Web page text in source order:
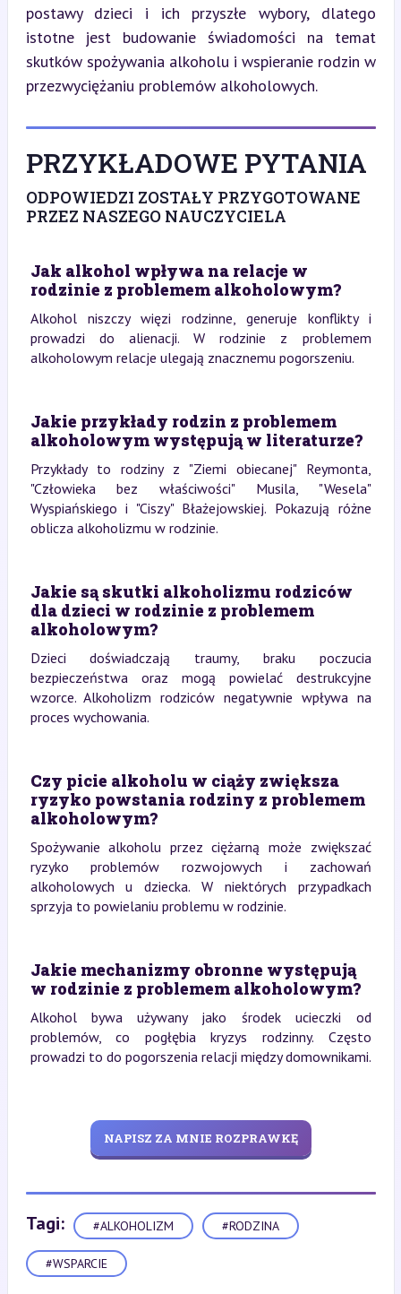
postawy dzieci i ich przyszłe wybory, dlatego
istotne jest budowanie świadomości na temat
skutków spożywania alkoholu i wspieranie rodzin w
przezwyciężaniu problemów alkoholowych.
PRZYKŁADOWE PYTANIA
ODPOWIEDZI ZOSTAŁY PRZYGOTOWANE
PRZEZ NASZEGO NAUCZYCIELA
Jak alkohol wpływa na relacje w
rodzinie z problemem alkoholowym?
Alkohol niszczy więzi rodzinne, generuje konflikty i
prowadzi do alienacji. W rodzinie z problemem
alkoholowym relacje ulegają znacznemu pogorszeniu.
Jakie przykłady rodzin z problemem
alkoholowym występują w literaturze?
Przykłady to rodziny z "Ziemi obiecanej" Reymonta,
"Człowieka bez właściwości" Musila, "Wesela"
Wyspiańskiego i "Ciszy" Błażejowskiej. Pokazują różne
oblicza alkoholizmu w rodzinie.
Jakie są skutki alkoholizmu rodziców
dla dzieci w rodzinie z problemem
alkoholowym?
Dzieci doświadczają traumy, braku poczucia
bezpieczeństwa oraz mogą powielać destrukcyjne
wzorce. Alkoholizm rodziców negatywnie wpływa na
proces wychowania.
Czy picie alkoholu w ciąży zwiększa
ryzyko powstania rodziny z problemem
alkoholowym?
Spożywanie alkoholu przez ciężarną może zwiększać
ryzyko problemów rozwojowych i zachowań
alkoholowych u dziecka. W niektórych przypadkach
sprzyja to powielaniu problemu w rodzinie.
Jakie mechanizmy obronne występują
w rodzinie z problemem alkoholowym?
Alkohol bywa używany jako środek ucieczki od
problemów, co pogłębia kryzys rodzinny. Często
prowadzi to do pogorszenia relacji między domownikami.
NAPISZ ZA MNIE ROZPRAWKĘ
Tagi: #ALKOHOLIZM #RODZINA
#WSPARCIE